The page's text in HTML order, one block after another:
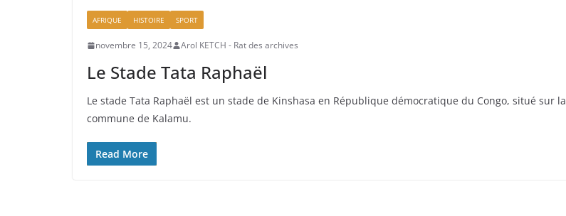
AFRIQUE HISTOIRE SPORT
novembre 15, 2024 Arol KETCH - Rat des archives
Le Stade Tata Raphaël
Le stade Tata Raphaël est un stade de Kinshasa en République démocratique du Congo, situé sur la
commune de Kalamu.
Read More